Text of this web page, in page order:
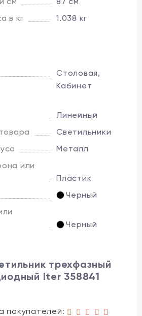
в кг
1.038 кг
Столовая,
Кабинет
Линейный
Светильники
Металл
или
Пластик
Черный
Черный
трехфазный
Iter 358841
покупателей: